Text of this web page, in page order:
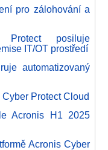
pro zálohování a
Protect posiluje
IT/OT prostředí
automatizovaný
Protect Cloud
Acronis H1 2025
Acronis Cyber